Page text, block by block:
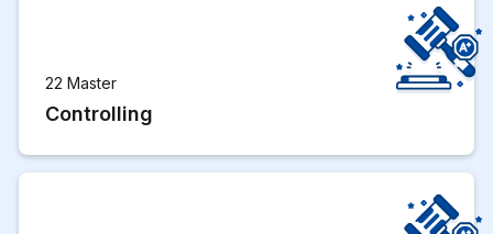
22 Master
Controlling